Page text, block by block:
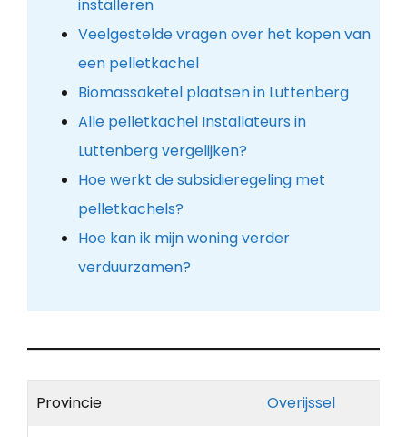
installeren
Veelgestelde vragen over het kopen van
een pelletkachel
Biomassaketel plaatsen in Luttenberg
Alle pelletkachel Installateurs in
Luttenberg vergelijken?
Hoe werkt de subsidieregeling met
pelletkachels?
Hoe kan ik mijn woning verder
verduurzamen?
Provincie Overijssel